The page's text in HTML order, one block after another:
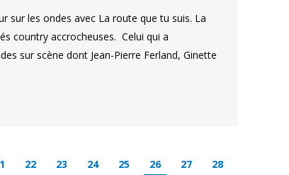
sur les ondes avec La route que tu suis. La
country accrocheuses. Celui qui a
sur scène dont Jean-Pierre Ferland, Ginette
22 23 24 25 26 27
28